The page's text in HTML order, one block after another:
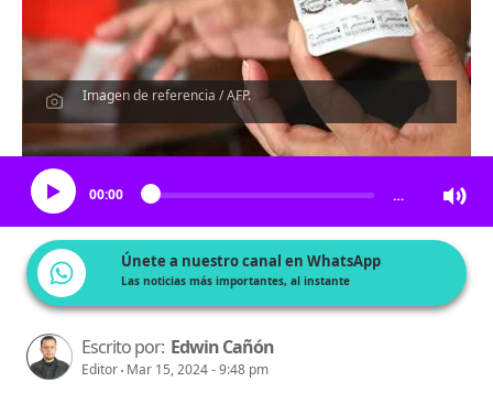
Imagen de referencia / AFP.
Escucha el artículo
00:00 …
Únete a nuestro canal en WhatsApp
Las noticias más importantes, al instante
Escrito por: Edwin Cañón
Editor Mar 15, 2024 - 9:48 pm